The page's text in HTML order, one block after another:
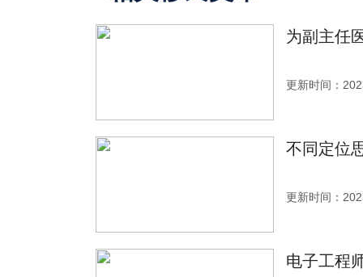
为副主任
更新时间：
不同定位
更新时间：
电子工程